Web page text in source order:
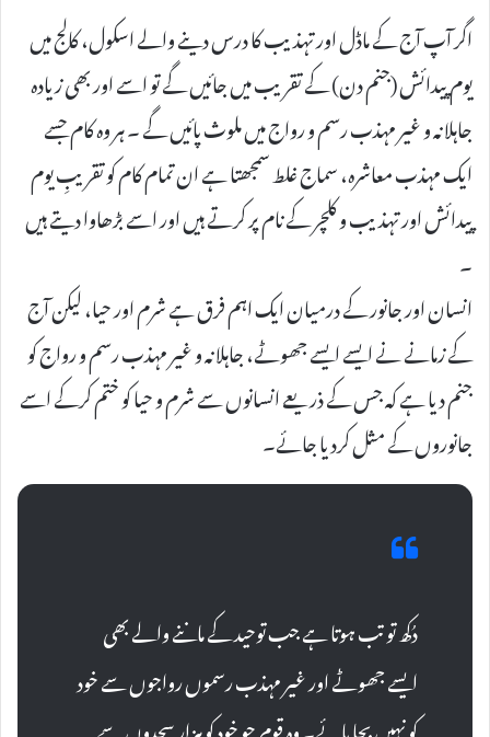
اگر آپ آج کے ماڈل اور تہذیب کا درس دینے والے اسکول، کالج میں
یوم پیدائش (جنم دن) کے تقریب میں جائیں گے تو اسے اور بھی زیادہ
جاہلانہ و غیر مہذب رسم و رواج میں ملوث پائیں گے ۔ ہر وہ کام جسے
ایک مہذب معاشرہ، سماج غلط سمجھتا ہے ان تمام کام کو تقریبِ یوم
پیدائش اور تہذیب و کلچر کے نام پر کرتے ہیں اور اسے بڑھاوا دیتے ہیں
۔
انسان اور جانور کے درمیان ایک اہم فرق ہے شرم اور حیا، لیکن آج
کے زمانے نے ایسے ایسے جھوٹے، جاہلانہ و غیر مہذب رسم و رواج کو
جنم دیا ہے کہ جس کے ذریعے انسانوں سے شرم و حیا کو ختم کرکے اسے
جانوروں کے مثل کردیا جائے۔
دُکھ تو تب ہوتا ہے جب توحید کے ماننے والے بھی
ایسے جھوٹے اور غیر مہذب رسموں رواجوں سے خود